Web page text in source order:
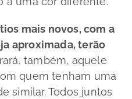
mais novos, com a
aproximada, terão
também, aquele
quem tenham uma
similar. Todos juntos